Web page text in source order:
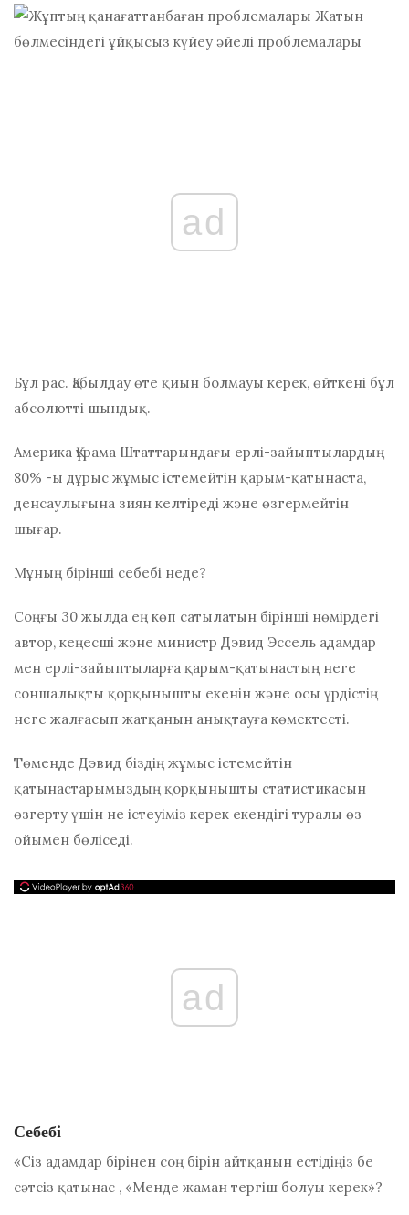
ad
Бұл рас. Қабылдау өте қиын болмауы керек, өйткені бұл
абсолютті шындық.
Америка Құрама Штаттарындағы ерлі-зайыптылардың
80% -ы дұрыс жұмыс істемейтін қарым-қатынаста,
денсаулығына зиян келтіреді және өзгермейтін
шығар.
Мұның бірінші себебі неде?
Соңғы 30 жылда ең көп сатылатын бірінші нөмірдегі
автор, кеңесші және министр Дэвид Эссель адамдар
мен ерлі-зайыптыларға қарым-қатынастың неге
соншалықты қорқынышты екенін және осы үрдістің
неге жалғасып жатқанын анықтауға көмектесті.
Төменде Дэвид біздің жұмыс істемейтін
қатынастарымыздың қорқынышты статистикасын
өзгерту үшін не істеуіміз керек екендігі туралы өз
ойымен бөліседі.
ad
Себебі
«Сіз адамдар бірінен соң бірін айтқанын естідіңіз бе
сәтсіз қатынас , «Менде жаман тергіш болуы керек»?